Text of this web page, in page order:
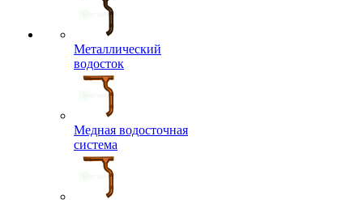
Металлический
водосток
Медная водосточная
система